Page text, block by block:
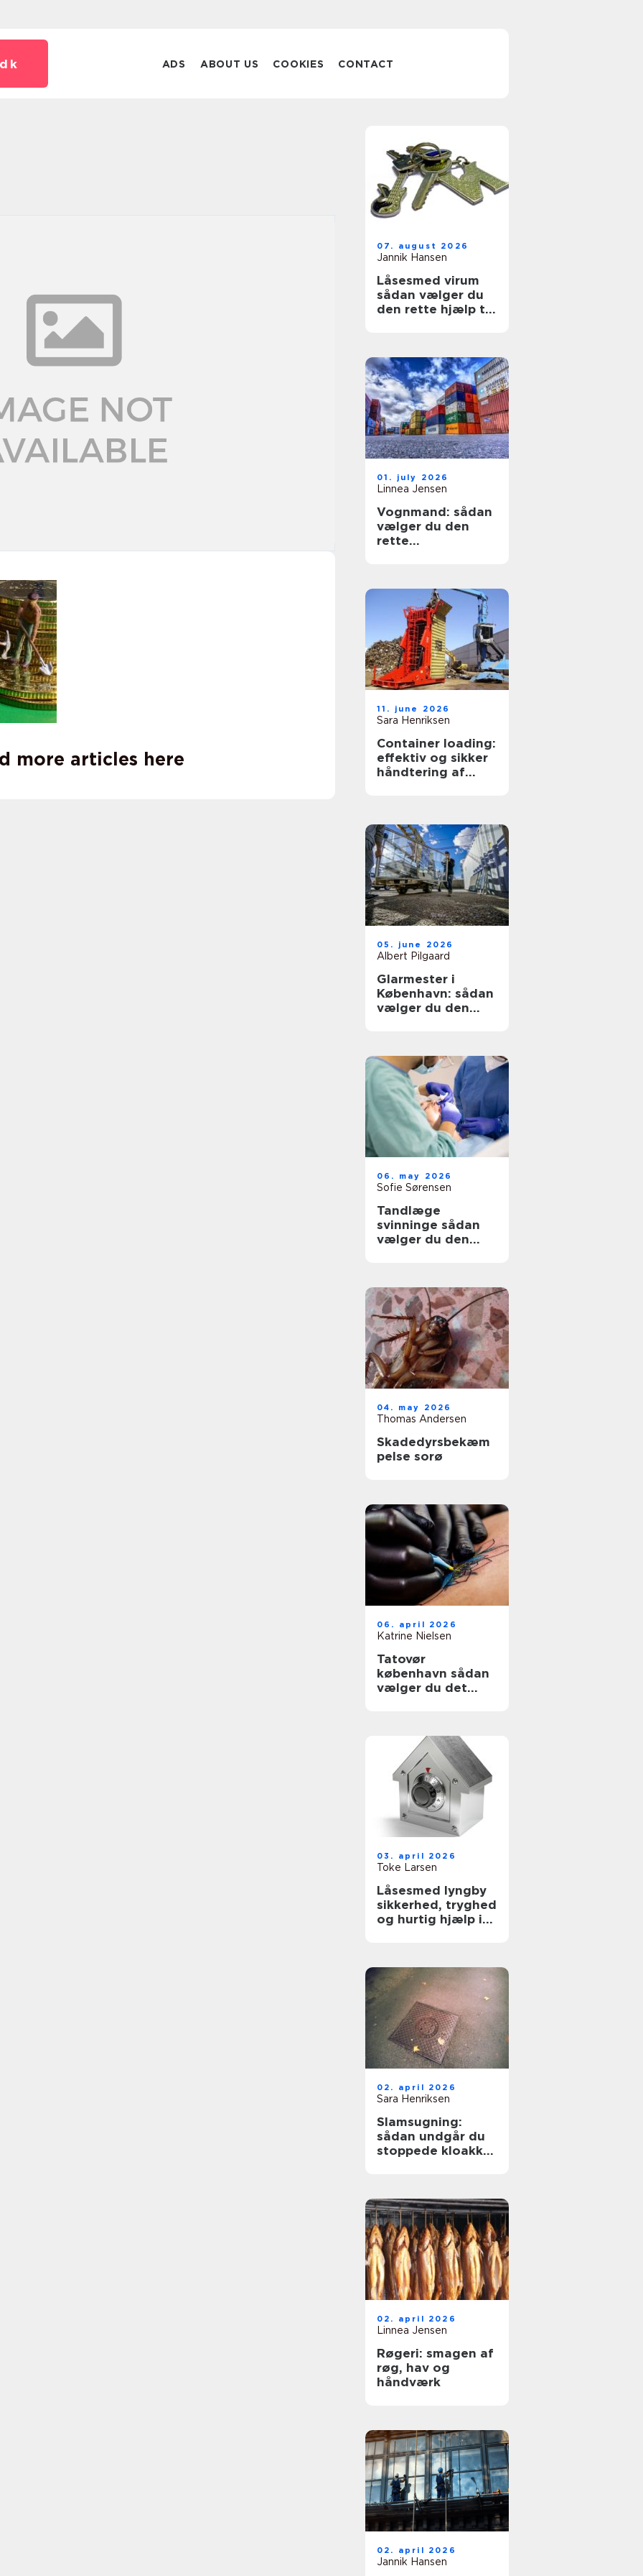
ADS ABOUT US COOKIES CONTACT
more articles here
07. august 2026
Jannik Hansen
Låsesmed virum
sådan vælger du
den rette hjælp til
01. july 2026
Linnea Jensen
Vognmand: sådan
vælger du den
rette
11. june 2026
Sara Henriksen
Container loading:
effektiv og sikker
håndtering af
05. june 2026
Albert Pilgaard
Glarmester i
København: sådan
vælger du den
06. may 2026
Sofie Sørensen
Tandlæge
svinninge sådan
vælger du den
04. may 2026
Thomas Andersen
Skadedyrsbekæm
pelse sorø
06. april 2026
Katrine Nielsen
Tatovør
københavn sådan
vælger du det
03. april 2026
Toke Larsen
Låsesmed lyngby
sikkerhed, tryghed
og hurtig hjælp i
02. april 2026
Sara Henriksen
Slamsugning:
sådan undgår du
stoppede kloakker
02. april 2026
Linnea Jensen
Røgeri: smagen af
røg, hav og
håndværk
02. april 2026
Jannik Hansen